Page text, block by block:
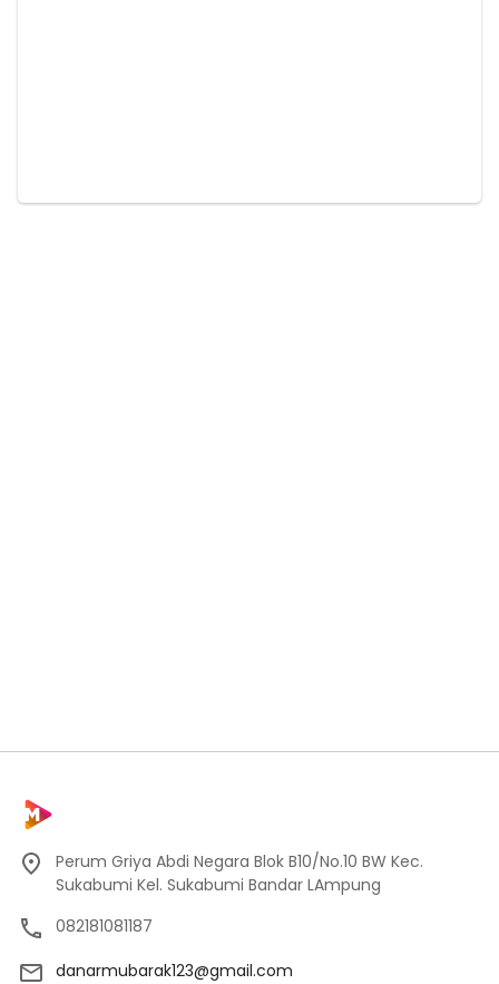
Perum Griya Abdi Negara Blok B10/No.10 BW Kec.
Sukabumi Kel. Sukabumi Bandar LAmpung
082181081187
danarmubarak123@gmail.com